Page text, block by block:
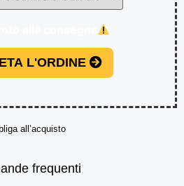
L'ORDINE
all’acquisto
frequenti